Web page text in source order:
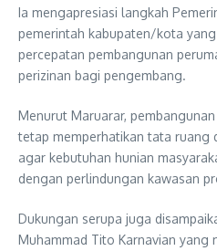
Ia mengapresiasi langkah
pemerintah kabupaten/kota
percepatan pembangunan
perizinan bagi pengembang.
Menurut Maruarar,
tetap memperhatikan tata ruang
agar kebutuhan hunian
dengan perlindungan kawasan
Dukungan serupa juga
Muhammad Tito Karnavian yang